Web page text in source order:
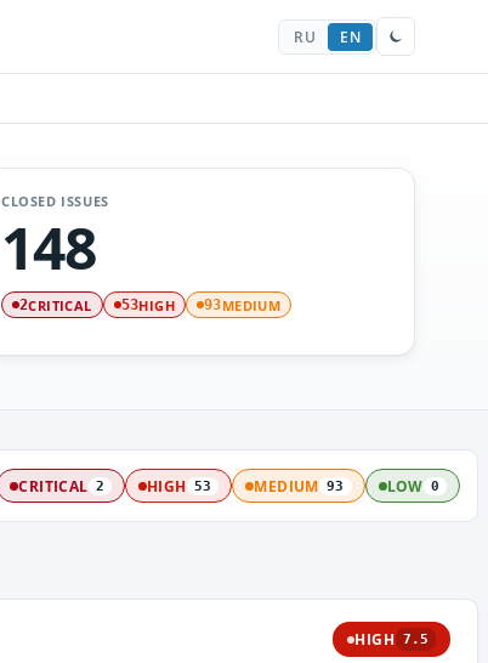
RU EN
CLOSED ISSUES
148
2CRITICAL 53HIGH 93MEDIUM
CRITICAL 2 HIGH 53 MEDIUM 93 LOW 0
HIGH 7.5